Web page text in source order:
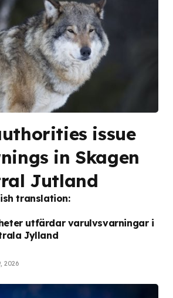
issue
in Skagen
Jutland
translation:
utfärdar varulvsvarningar i
Jylland
2026